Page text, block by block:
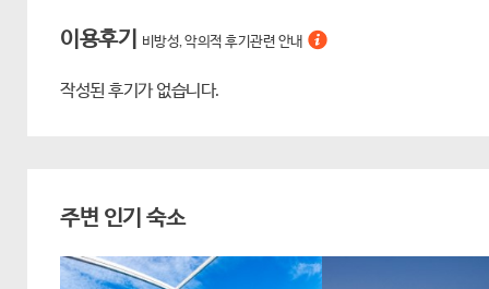
이용후기 비방성, 악의적 후기관련 안내
작성된 후기가 없습니다.
주변 인기 숙소